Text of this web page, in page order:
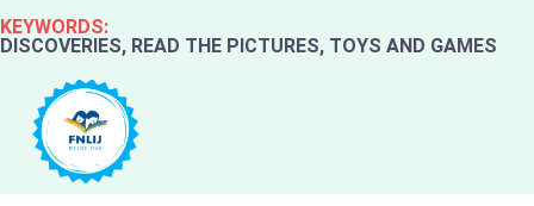
KEYWORDS:
DISCOVERIES, READ THE PICTURES, TOYS AND GAMES